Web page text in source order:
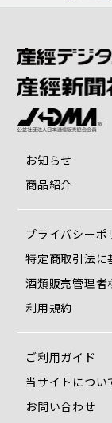
お知らせ
商品紹介
プライバシーポ
特定商取引法に
酒類販売管理者
利用規約
ご利用ガイド
当サイトについ
お問い合わせ